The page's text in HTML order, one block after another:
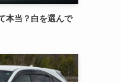
本当？白を選んで